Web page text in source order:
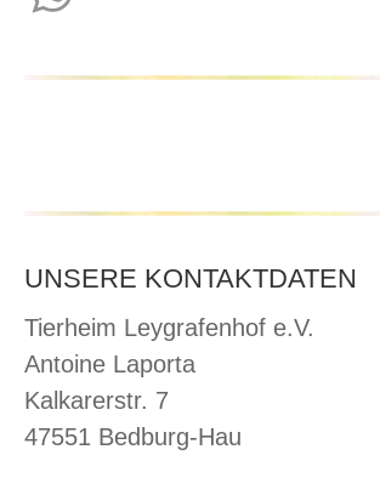
UNSERE KONTAKTDATEN
Tierheim Leygrafenhof e.V.
Antoine Laporta
Kalkarerstr. 7
47551 Bedburg-Hau